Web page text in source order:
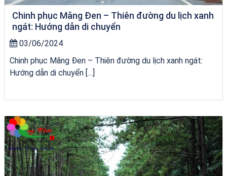
Chinh phục Măng Đen – Thiên đường du lịch xanh
ngát: Hướng dẫn di chuyển
03/06/2024
Chinh phục Măng Đen – Thiên đường du lịch xanh ngát:
Hướng dẫn di chuyển […]
Tour Sóc Trăng Phú Yên